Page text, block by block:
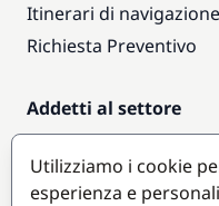
Itinerari di navigazione
Richiesta Preventivo
Addetti al settore
Accesso armatori
Diventare partner
Utilizziamo i cookie
esperienza e